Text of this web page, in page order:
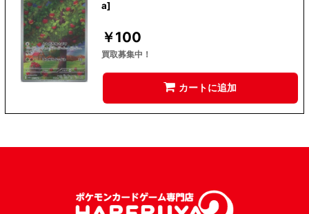
a]
￥100
買取募集中！
カートに追加